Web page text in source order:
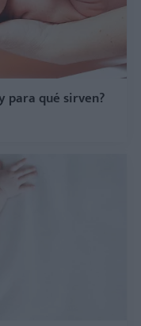
para qué sirven?